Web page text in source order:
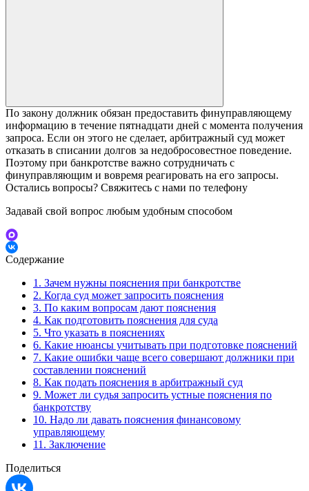
По закону должник обязан предоставить финуправляющему
информацию в течение пятнадцати дней с момента получения
запроса. Если он этого не сделает, арбитражный суд может
отказать в списании долгов за недобросовестное поведение.
Поэтому при банкротстве важно сотрудничать с
финуправляющим и вовремя реагировать на его запросы.
Остались вопросы? Свяжитесь с нами по телефону
Задавай свой вопрос любым удобным способом
Содержание
1. Зачем нужны пояснения при банкротстве
2. Когда суд может запросить пояснения
3. По каким вопросам дают пояснения
4. Как подготовить пояснения для суда
5. Что указать в пояснениях
6. Какие нюансы учитывать при подготовке пояснений
7. Какие ошибки чаще всего совершают должники при
составлении пояснений
8. Как подать пояснения в арбитражный суд
9. Может ли судья запросить устные пояснения по
банкротству
10. Надо ли давать пояснения финансовому
управляющему
11. Заключение
Поделиться